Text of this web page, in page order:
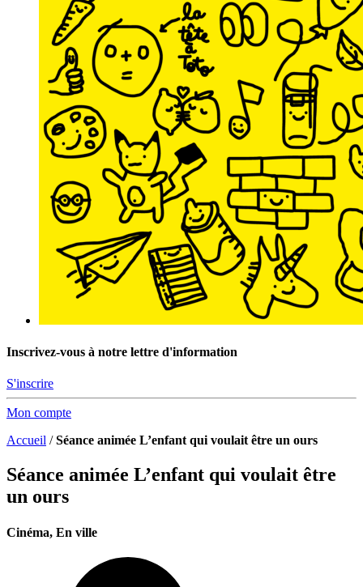
Inscrivez-vous à notre lettre d'information
S'inscrire
Mon compte
Accueil /Séance animée L’enfant qui voulait être un ours
Séance animée L’enfant qui voulait être
un ours
Cinéma, En ville